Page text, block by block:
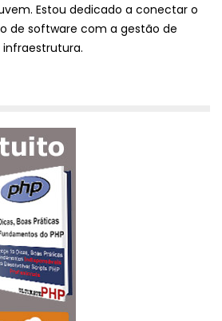
Estou dedicado a conectar o
de software com a gestão de
infraestrutura.